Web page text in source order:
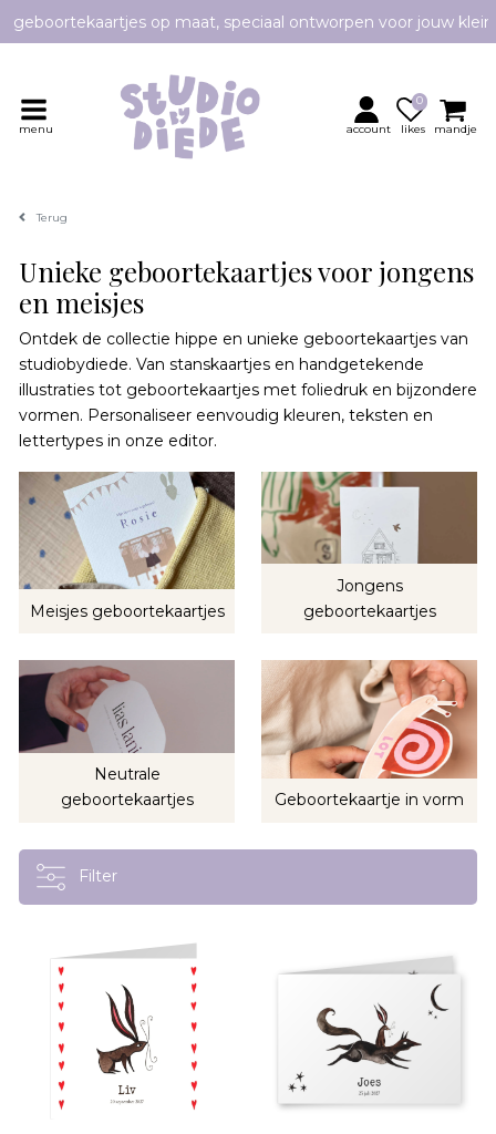
geboortekaartjes op maat, speciaal ontworpen voor jouw
Persoonlijk contact en advies
menu account likes
0
mandje
Terug
Unieke geboortekaartjes voor jongens
en meisjes
Ontdek de collectie hippe en unieke geboortekaartjes van
studiobydiede. Van stanskaartjes en handgetekende
illustraties tot geboortekaartjes met foliedruk en bijzondere
vormen. Personaliseer eenvoudig kleuren, teksten en
lettertypes in onze editor.
Meisjes geboortekaartjes
Jongens
geboortekaartjes
Neutrale
geboortekaartjes
Geboortekaartje in vorm
Filter